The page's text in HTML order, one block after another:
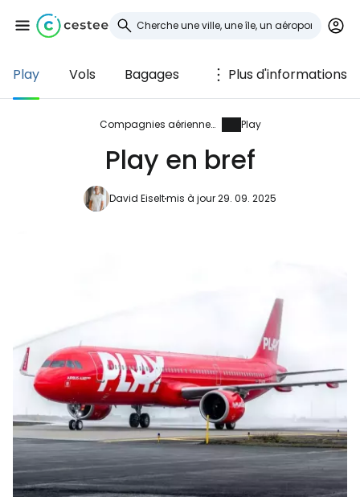
Play Vols Bagages Plus d'informations
Compagnies aériennes Play
Play en bref
David Eiseltmis à jour 29. 09. 2025
Se connecter à
Cestee
... la communauté mondiale des voyageurs
Poursuivre avec le courrier
électronique